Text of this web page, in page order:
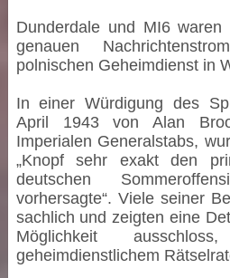
Dunderdale und MI6
genauen
polnischen Geheimdienst in
In einer Würdigung des
April 1943 von Alan
Imperialen Generalstabs,
„Knopf sehr exakt den
deutschen
vorhersagte“. Viele seiner
sachlich und zeigten eine
Möglichkeit
geheimdienstlichem